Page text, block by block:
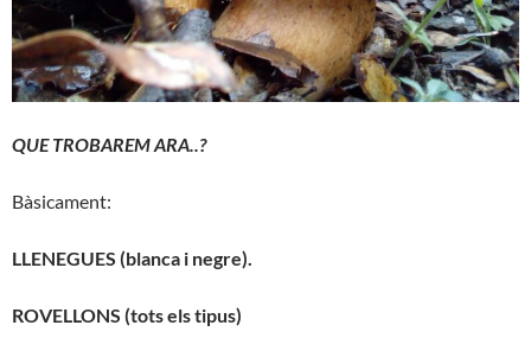
QUE TROBAREM ARA..?
Bàsicament:
LLENEGUES (blanca i negre).
ROVELLONS (tots els tipus)